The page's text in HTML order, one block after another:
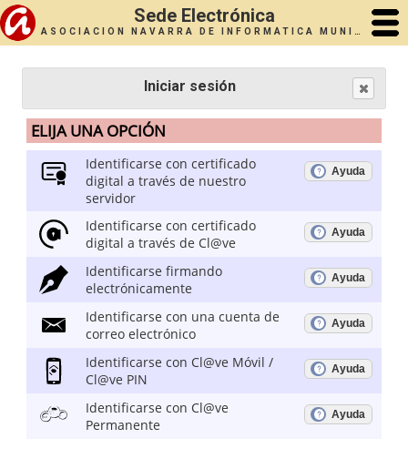
Sede Electrónica
ASOCIACIÓN NAVARRA DE INFORMÁTICA MUNICIPAL (ANIMSA)
Iniciar sesión